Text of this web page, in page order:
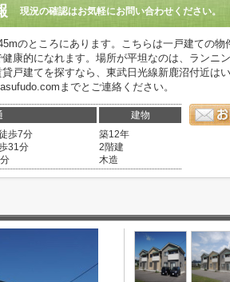
現況の確認はお気軽にお問い合わせください。
のところにあります。こちらは一戸建ての物
康的になれます。場所が平坦なのは、ランニ
戸建てを探すなら、東武日光線新鹿沼付近は
までとご連絡ください。
建物
歩7分
31分
築12年
2階建
木造